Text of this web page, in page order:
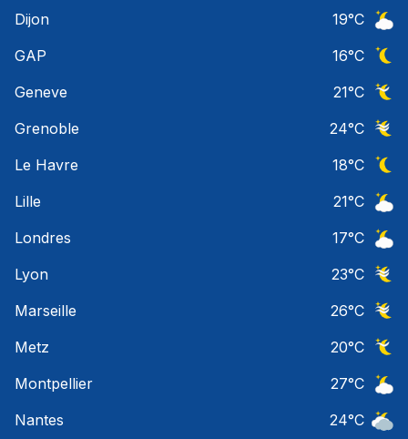
Dijon
19°C
GAP
16°C
Geneve
21°C
Grenoble
24°C
Le Havre
18°C
Lille
21°C
Londres
17°C
Lyon
23°C
Marseille
26°C
Metz
20°C
Montpellier
27°C
Nantes
24°C